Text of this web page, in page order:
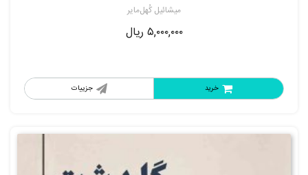
میشائیل کُهل‌مایر
۵,۰۰۰,۰۰۰ ریال
جزییات خرید